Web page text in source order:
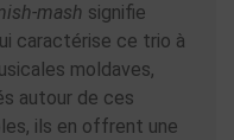
mash signifie
caractérise ce trio à
moldaves,
autour de ces
ils en offrent une